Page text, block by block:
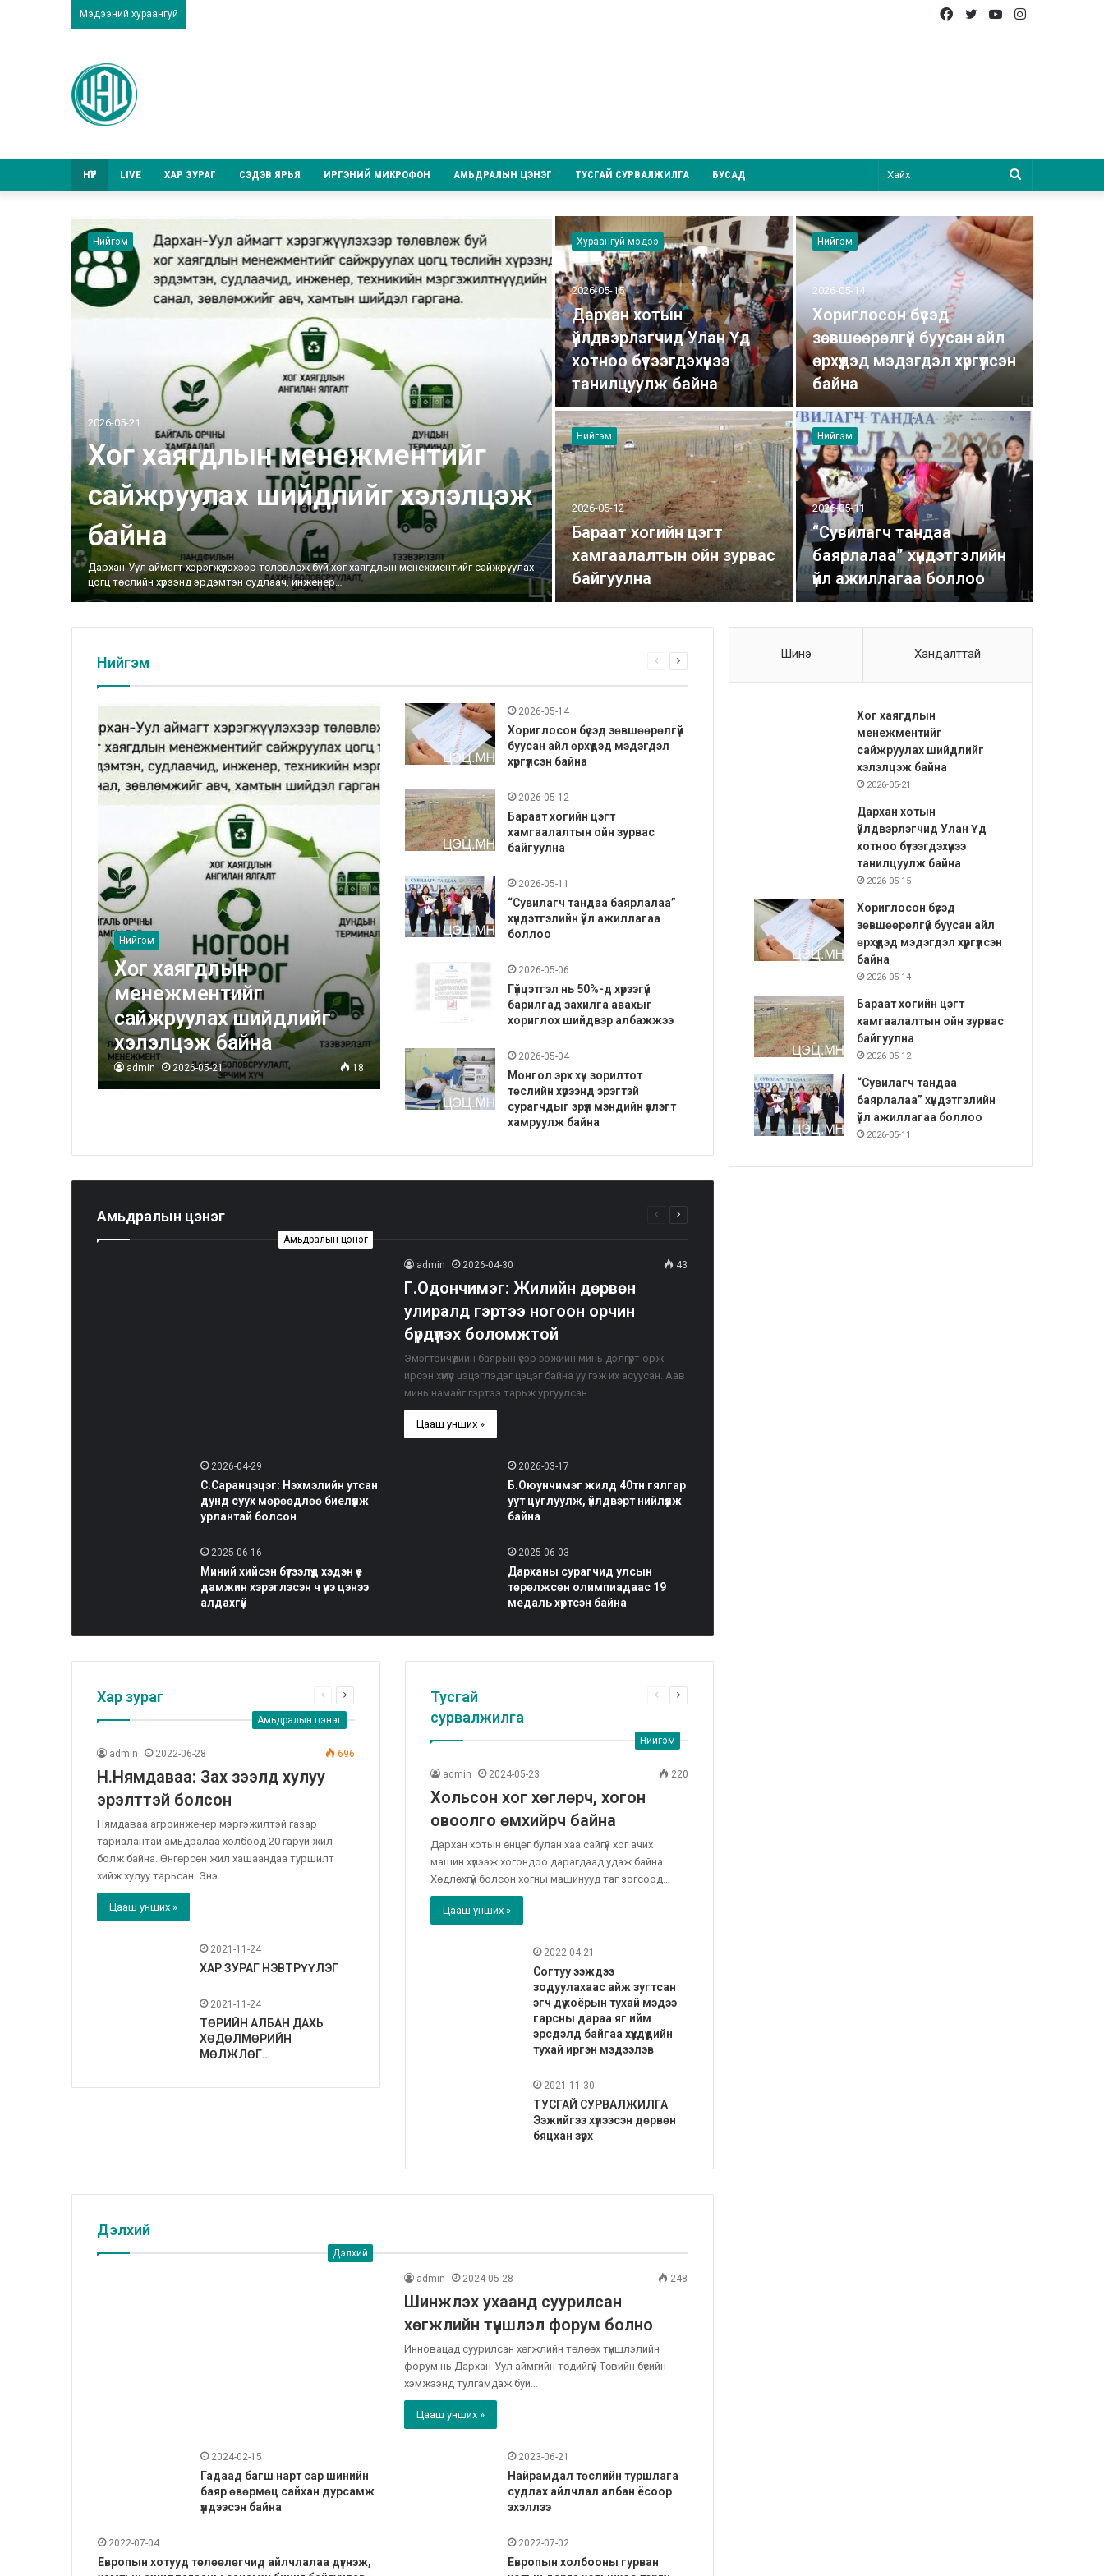
Мэдээний хураангуй YouTube
Twitter
Facebook
НҮҮР LIVE ХАР ЗУРАГ СЭДЭВ ЯРЬЯ ИРГЭНИЙ МИКРОФОН АМЬДРАЛЫН ЦЭНЭГ ТУСГАЙ СУРВАЛЖИЛГА БУСАД
Нийгэм
2026-05-21
Хог хаягдлын менежментийг
сайжруулах шийдлийг хэлэлцэж
байна
Дархан-Уул аймагт хэрэгжүүлэхээр төлөвлөж буй хог хаягдлын менежментийг сайжруулах
цогц төслийн хүрээнд эрдэмтэн судлаач, инженер…
Хураангуй мэдээ
2026-05-15
Дархан хотын
үйлдвэрлэгчид Улан Үд
хотноо бүтээгдэхүүнээ
танилцуулж байна
Нийгэм
2026-05-14
Хориглосон бүсэд
зөвшөөрөлгүй буусан айл
өрхүүдэд мэдэгдэл хүргүүлсэн
байна
Нийгэм
2026-05-12
Бараат хогийн цэгт
хамгаалалтын ойн зурвас
байгуулна
Нийгэм
2026-05-11
“Сувилагч тандаа
баярлалаа” хүндэтгэлийн
үйл ажиллагаа боллоо
Нийгэм
Өмнөх
Нийгэм
Хог хаягдлын
менежментийг
сайжруулах шийдлийг
хэлэлцэж байна
admin 2026-05-21 18
2026-05-14
Хориглосон бүсэд зөвшөөрөлгүй
буусан айл өрхүүдэд мэдэгдэл
хүргүүлсэн байна
2026-05-12
Бараат хогийн цэгт
хамгаалалтын ойн зурвас
байгуулна
2026-05-11
“Сувилагч тандаа баярлалаа”
хүндэтгэлийн үйл ажиллагаа
боллоо
2026-05-06
Гүйцэтгэл нь 50%-д хүрээгүй
барилгад захилга авахыг
хориглох шийдвэр албажжээ
2026-05-04
Монгол эрх хүн зорилтот
төслийн хүрээнд эрэгтэй
сурагчдыг эрүүл мэндийн үзлэгт
хамруулж байна
Амьдралын цэнэг
Өмнөх
Амьдралын цэнэг
admin 2026-04-30 43
Г.Одончимэг: Жилийн дөрвөн
улиралд гэртээ ногоон орчин
бүрдүүлэх боломжтой
Эмэгтэйчүүдийн баярын үеэр ээжийн минь дэлгүүрт орж
ирсэн хүмүүс цэцэглэдэг цэцэг байна уу гэж их асуусан. Аав
минь намайг гэртээ тарьж ургуулсан…
Цааш унших »
2026-04-29
С.Саранцэцэг: Нэхмэлийн утсан
дунд суух мөрөөдлөө биелүүлж
урлантай болсон
2026-03-17
Б.Оюунчимэг жилд 40тн гялгар
уут цуглуулж, үйлдвэрт нийлүүлж
байна
2025-06-16
Миний хийсэн бүтээлүүд хэдэн үе
дамжин хэрэглэсэн ч үнэ цэнээ
алдахгүй
2025-06-03
Дарханы сурагчид улсын
төрөлжсөн олимпиадаас 19
медаль хүртсэн байна
Хар зураг
Өмнөх
хуудас
Амьдралын цэнэг
admin 2022-06-28 696
Н.Нямдаваа: Зах зээлд хулуу
эрэлттэй болсон
Нямдаваа агроинженер мэргэжилтэй газар
тариалантай амьдралаа холбоод 20 гаруй жил
болж байна. Өнгөрсөн жил хашаандаа туршилт
хийж хулуу тарьсан. Энэ…
Цааш унших »
2021-11-24
ХАР ЗУРАГ НЭВТРҮҮЛЭГ
2021-11-24
ТӨРИЙН АЛБАН ДАХЬ
ХӨДӨЛМӨРИЙН
МӨЛЖЛӨГ…
Тусгай
сурвалжилга
Өмнөх
Нийгэм
admin 2024-05-23 220
Хольсон хог хөглөрч, хогон
овоолго өмхийрч байна
Дархан хотын өнцөг булан хаа сайгүй хог ачих
машин хүлээж хогондоо дарагдаад удаж байна.
Хөдлөхгүй болсон хогны машинууд таг зогсоод…
Цааш унших »
2022-04-21
Согтуу ээждээ
зодуулахаас айж зугтсан
эгч дүү хоёрын тухай мэдээ
гарсны дараа яг ийм
эрсдэлд байгаа хүүхдүүдийн
тухай иргэн мэдээлэв
2021-11-30
ТУСГАЙ СУРВАЛЖИЛГА
Ээжийгээ хүлээсэн дөрвөн
бяцхан зүрх
Дэлхий
Дэлхий
admin 2024-05-28 248
Шинжлэх ухаанд суурилсан
хөгжлийн түншлэл форум болно
Инновацад суурилсан хөгжлийн төлөөх түншлэлийн
форум нь Дархан-Уул аймгийн төдийгүй Төвийн бүсийн
хэмжээнд тулгамдаж буй…
Цааш унших »
2024-02-15
Гадаад багш нарт сар шинийн
баяр өвөрмөц сайхан дурсамж
үлдээсэн байна
2023-06-21
Найрамдал төслийн туршлага
судлах айлчлал албан ёсоор
эхэллээ
2022-07-04
Европын хотууд төлөөлөгчид айлчлалаа дүгнэж,
2022-07-02
Европын холбооны гурван
Шинэ Хандалттай
Хог хаягдлын
менежментийг
сайжруулах шийдлийг
хэлэлцэж байна
2026-05-21
Дархан хотын
үйлдвэрлэгчид Улан Үд
хотноо бүтээгдэхүүнээ
танилцуулж байна
2026-05-15
Хориглосон бүсэд
зөвшөөрөлгүй буусан айл
өрхүүдэд мэдэгдэл хүргүүлсэн
байна
2026-05-14
Бараат хогийн цэгт
хамгаалалтын ойн зурвас
байгуулна
2026-05-12
“Сувилагч тандаа
баярлалаа” хүндэтгэлийн
үйл ажиллагаа боллоо
2026-05-11